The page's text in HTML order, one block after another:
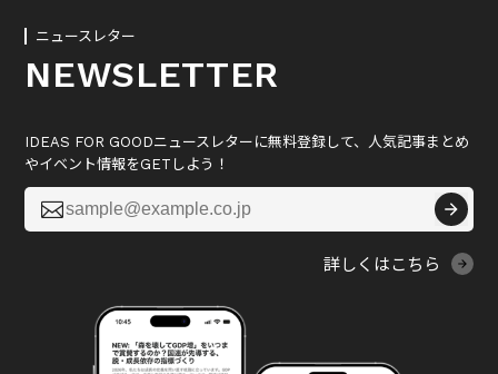
ニュースレター
NEWSLETTER
IDEAS FOR GOODニュースレターに無料登録して、人気記事まとめ
やイベント情報をGETしよう！

詳しくはこちら